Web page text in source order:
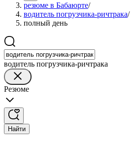
резюме в Бабаюрте/
водитель погрузчика-ричтрака/
полный день
водитель погрузчика-ричтрака
Резюме
Найти